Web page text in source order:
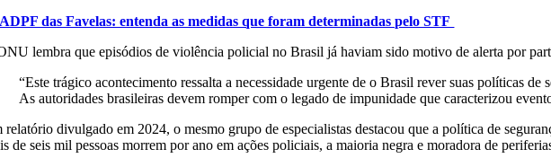
das Favelas: entenda as medidas que foram determinadas pelo STF
lembra que episódios de violência policial no Brasil já haviam sido motivo de alerta por
“Este trágico acontecimento ressalta a necessidade urgente de o Brasil rever suas políticas
As autoridades brasileiras devem romper com o legado de impunidade que caracterizou
relatório divulgado em 2024, o mesmo grupo de especialistas destacou que a política de
de seis mil pessoas morrem por ano em ações policiais, a maioria negra e moradora de